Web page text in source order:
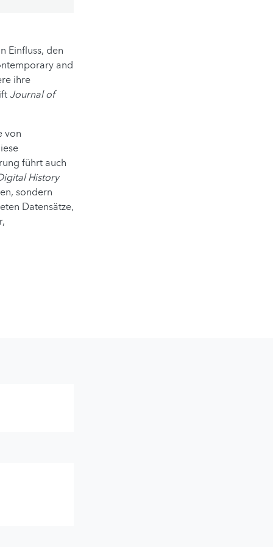
Einfluss, den
and
ihre
Journal of
von
führt auch
History
sondern
Datensätze,